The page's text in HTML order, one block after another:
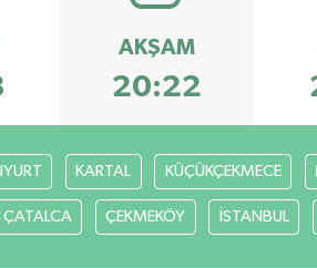
AKŞAM
20:22
KARTAL KÜÇÜKÇEKMECE
ÇATALCA ÇEKMEKÖY İSTANBUL